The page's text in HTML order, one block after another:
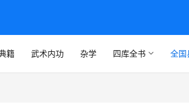
籍 武术内功 杂学 四库全书 全国